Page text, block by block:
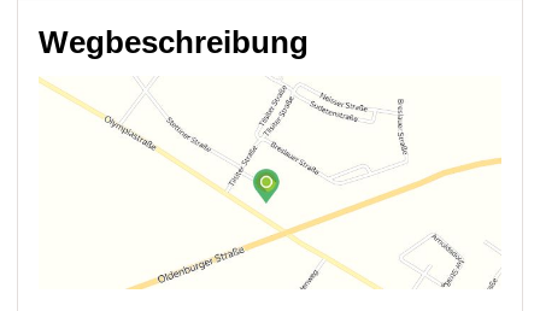
Wegbeschreibung